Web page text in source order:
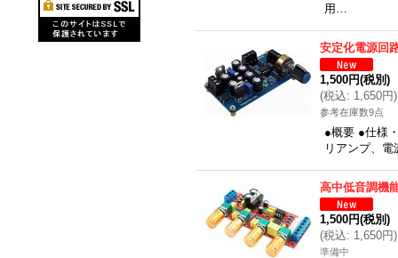
用…
安定化電源回
1,500円(税別)
(税込: 1,650円)
参考在庫数9点
●概要 ●仕様
リアンプ、
高中低音調機
1,500円(税別)
(税込: 1,650円)
準備中